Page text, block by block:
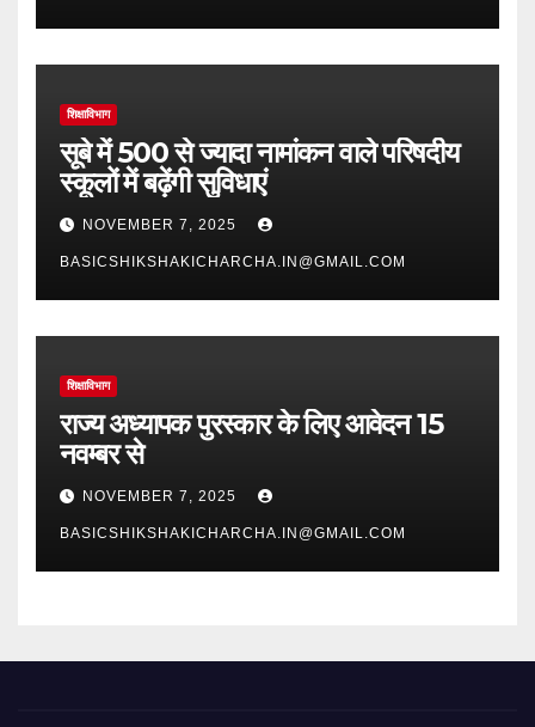
शिक्षाविभाग
सूबे में 500 से ज्यादा नामांकन वाले परिषदीय
स्कूलों में बढ़ेंगी सुविधाएं
NOVEMBER 7, 2025
BASICSHIKSHAKICHARCHA.IN@GMAIL.COM
शिक्षाविभाग
राज्य अध्यापक पुरस्कार के लिए आवेदन 15
नवम्बर से
NOVEMBER 7, 2025
BASICSHIKSHAKICHARCHA.IN@GMAIL.COM